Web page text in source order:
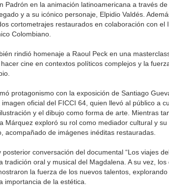
Padrón en la animación latinoamericana a través
y a su icónico personaje, Elpidio Valdés.
cortometrajes restaurados en colaboración con el
Colombiano.
rindió homenaje a Raoul Peck en una
cine en contextos políticos complejos y la
protagonismo con la exposición de Santiago
oficial del FICCI 64, quien llevó al público a
y el dibujo como forma de arte. Mientras
Márquez exploró su rol como mediador cultural y
acompañado de imágenes inéditas restauradas.
posterior conversación del documental “Los viajes
tradición oral y musical del Magdalena. A su vez,
la fuerza de los nuevos talentos,
importancia de la estética.